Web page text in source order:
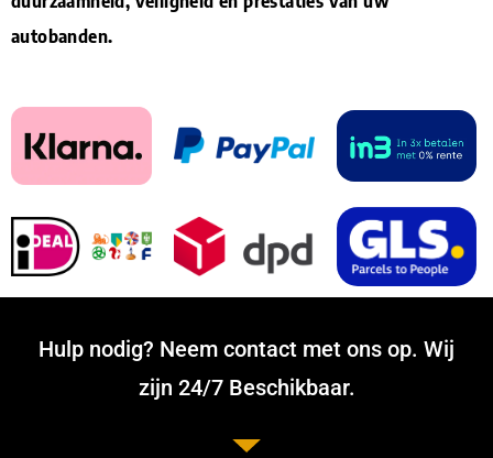
autobanden.
Hulp nodig? Neem contact met ons op. Wij
zijn 24/7 Beschikbaar.